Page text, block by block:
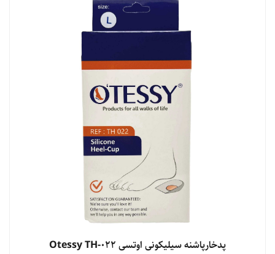
مشاهده محصول
پدخارپاشنه سیلیکونی اوتسی Otessy TH-022